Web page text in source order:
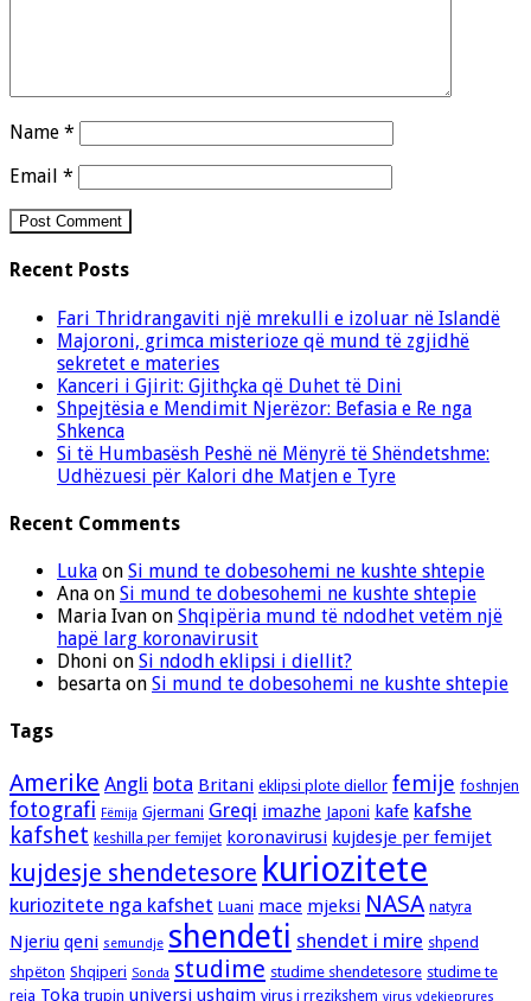
Name *
Email *
Recent Posts
Fari Thridrangaviti një mrekulli e izoluar në Islandë
Majoroni, grimca misterioze që mund të zgjidhë
sekretet e materies
Kanceri i Gjirit: Gjithçka që Duhet të Dini
Shpejtësia e Mendimit Njerëzor: Befasia e Re nga
Shkenca
Si të Humbasësh Peshë në Mënyrë të Shëndetshme:
Udhëzuesi për Kalori dhe Matjen e Tyre
Recent Comments
Luka on Si mund te dobesohemi ne kushte shtepie
Ana on Si mund te dobesohemi ne kushte shtepie
Maria Ivan on Shqipëria mund të ndodhet vetëm një
hapë larg koronavirusit
Dhoni on Si ndodh eklipsi i diellit?
besarta on Si mund te dobesohemi ne kushte shtepie
Tags
Amerike Angli bota Britani eklipsi plote diellor femije foshnjen
fotografi Fëmija Gjermani Greqi imazhe Japoni kafe kafshe
kafshet keshilla per femijet koronavirusi kujdesje per femijet
kujdesje shendetesore kuriozitete
kuriozitete nga kafshet Luani mace mjeksi NASA natyra
Njeriu qeni semundje shendeti shendet i mire shpend
shpëton Shqiperi Sonda studime studime shendetesore studime te
reja Toka trupin universi ushqim virus i rrezikshem virus vdekjeprures